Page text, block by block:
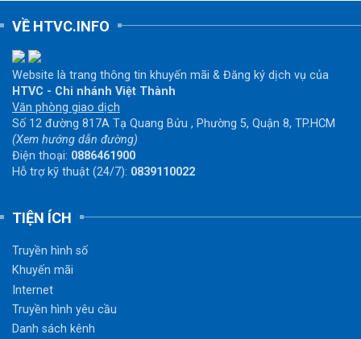
VỀ HTVC.INFO
Website là trang thông tin khuyến mãi & Đăng ký dịch vụ của
HTVC - Chi nhánh Việt Thành
Văn phòng giao dịch
Số 12 đường 817A Tạ Quang Bửu , Phường 5, Quận 8, TP.HCM
(Xem hướng dẫn đường)
Điện thoại: 0886461900
Hỗ trợ kỹ thuật (24/7): 0839110022
TIỆN ÍCH
Truyền hình số
Khuyến mãi
Internet
Truyền hình yêu cầu
Danh sách kênh